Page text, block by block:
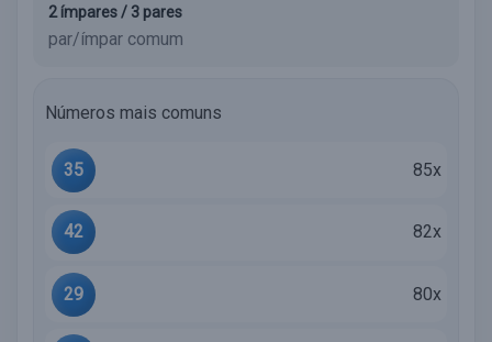
2 ímpares / 3 pares
par/ímpar comum
Números mais comuns
35 85x
42 82x
29 80x